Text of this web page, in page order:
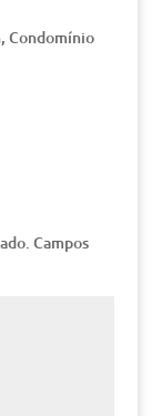
Condomínio
Campos